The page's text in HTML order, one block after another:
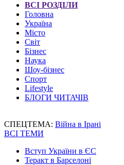
ВСІ РОЗДІЛИ
Головна
Україна
Місто
Світ
Бізнес
Наука
Шоу-бізнес
Спорт
Lifestyle
БЛОГИ ЧИТАЧІВ
СПЕЦТЕМА: Війна в Ірані
ВСІ ТЕМИ
Вступ України в ЄС
Теракт в Барселоні